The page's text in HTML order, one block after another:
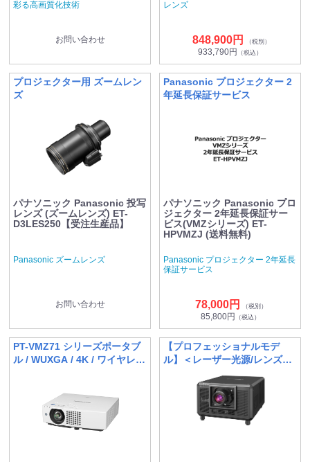
彩る高画質化技術
お問い合わせ
レンズ
848,900円 （税別）
933,790円 （税込）
プロジェクター用 ズームレン
ズ
パナソニック Panasonic 投写
レンズ (ズームレンズ) ET-
D3LES250【受注生産品】
Panasonic ズームレンズ
お問い合わせ
Panasonic プロジェクター 2
年延長保証サービス
パナソニック Panasonic プロ
ジェクター 2年延長保証サー
ビス(VMZシリーズ) ET-
HPVMZJ (送料無料)
Panasonic プロジェクター 2年延長
保証サービス
78,000円 （税別）
85,800円 （税込）
PT-VMZ71 シリーズポータブ
ル / WUXGA / 4K / ワイヤレス
【プロフェッショナルモデ
ル】＜レーザー光源/レンズ別